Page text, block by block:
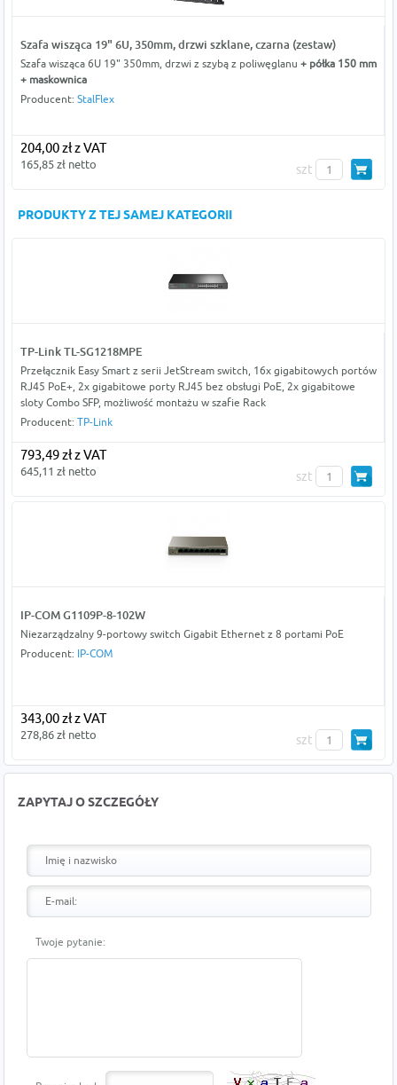
Szafa wisząca 19" 6U, 350mm, drzwi szklane, czarna (zestaw)
Szafa wisząca 6U 19" 350mm, drzwi z szybą z poliwęglanu + półka 150 mm
+ maskownica
Producent: StalFlex
204,00 zł z VAT
165,85 zł netto szt
PRODUKTY Z TEJ SAMEJ KATEGORII
TP-Link TL-SG1218MPE
Przełącznik Easy Smart z serii JetStream switch, 16x gigabitowych portów
RJ45 PoE+, 2x gigabitowe porty RJ45 bez obsługi PoE, 2x gigabitowe
sloty Combo SFP, możliwość montażu w szafie Rack
Producent: TP-Link
793,49 zł z VAT
645,11 zł netto szt
IP-COM G1109P-8-102W
Niezarządzalny 9-portowy switch Gigabit Ethernet z 8 portami PoE
Producent: IP-COM
343,00 zł z VAT
278,86 zł netto szt
ZAPYTAJ O SZCZEGÓŁY
Twoje pytanie: